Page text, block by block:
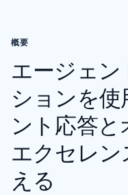
概要
エージェン
ションを
ント応答
エクセレ
える